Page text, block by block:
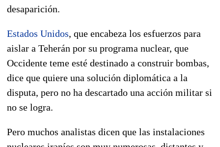
desaparición.
Estados Unidos, que encabeza los esfuerzos para
aislar a Teherán por su programa nuclear, que
Occidente teme esté destinado a construir bombas,
dice que quiere una solución diplomática a la
disputa, pero no ha descartado una acción militar si
no se logra.
Pero muchos analistas dicen que las instalaciones